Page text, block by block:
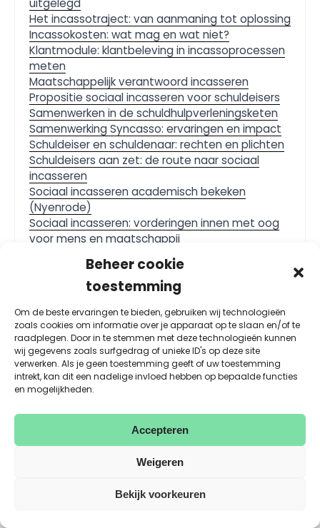
Beheer cookie
toestemming
Om de beste ervaringen te bieden, gebruiken wij technologieën
zoals cookies om informatie over je apparaat op te slaan en/of te
raadplegen. Door in te stemmen met deze technologieën kunnen
wij gegevens zoals surfgedrag of unieke ID's op deze site
verwerken. Als je geen toestemming geeft of uw toestemming
intrekt, kan dit een nadelige invloed hebben op bepaalde functies
en mogelijkheden.
Accepteren
Weigeren
Bekijk voorkeuren
uitgelegd
Het incassotraject: van aanmaning tot oplossing
Incassokosten: wat mag en wat niet?
Klantmodule: klantbeleving in incassoprocessen
meten
Maatschappelijk verantwoord incasseren
Propositie sociaal incasseren voor schuldeisers
Samenwerken in de schuldhulpverleningsketen
Samenwerking Syncasso: ervaringen en impact
Schuldeiser en schuldenaar: rechten en plichten
Schuldeisers aan zet: de route naar sociaal
incasseren
Sociaal incasseren academisch bekeken
(Nyenrode)
Sociaal incasseren: vorderingen innen met oog
voor mens en maatschappij
Sociaal incassobeleid ontwikkelen
Wat is sociaal incasseren? De menselijke aanpak